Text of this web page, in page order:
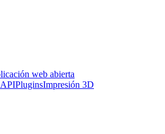
web abierta
APIPluginsImpresión 3D